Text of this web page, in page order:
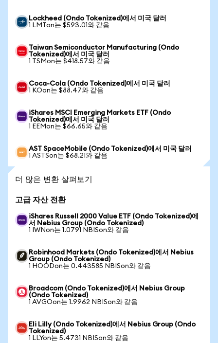
Lockheed (Ondo Tokenized)에서 미국 달러
1 LMTon는 $593.01와 같음
Taiwan Semiconductor Manufacturing (Ondo
Tokenized)에서 미국 달러
1 TSMon는 $418.57와 같음
Coca-Cola (Ondo Tokenized)에서 미국 달러
1 KOon는 $88.47와 같음
iShares MSCI Emerging Markets ETF (Ondo
Tokenized)에서 미국 달러
1 EEMon는 $66.65와 같음
AST SpaceMobile (Ondo Tokenized)에서 미국 달러
1 ASTSon는 $68.21와 같음
더 많은 변환 살펴보기
고급 자산 전환
iShares Russell 2000 Value ETF (Ondo Tokenized)에
서 Nebius Group (Ondo Tokenized)
1 IWNon는 1.0791 NBISon와 같음
Robinhood Markets (Ondo Tokenized)에서 Nebius
Group (Ondo Tokenized)
1 HOODon는 0.443585 NBISon와 같음
Broadcom (Ondo Tokenized)에서 Nebius Group
(Ondo Tokenized)
1 AVGOon는 1.9962 NBISon와 같음
Eli Lilly (Ondo Tokenized)에서 Nebius Group (Ondo
Tokenized)
1 LLYon는 5.4731 NBISon와 같음